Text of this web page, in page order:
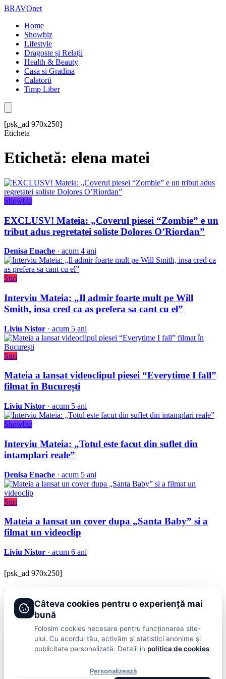
BRAVOnet
Home
Showbiz
Lifestyle
Dragoste și Relații
Health & Beauty
Casa si Gradina
Calatorii
Timp Liber
[psk_ad 970x250]
Eticheta
Etichetă: elena matei
Showbiz
EXCLUSV! Mateia: „Coverul piesei “Zombie” e un
tribut adus regretatei soliste Dolores O’Riordan”
Denisa Enache · acum 4 ani
Stiri
Interviu Mateia: „Il admir foarte mult pe Will
Smith, insa cred ca as prefera sa cant cu el”
Liviu Nistor · acum 5 ani
Stiri
Mateia a lansat videoclipul piesei “Everytime I fall”
filmat în București
Liviu Nistor · acum 5 ani
Showbiz
Interviu Mateia: „Totul este facut din suflet din
intamplari reale”
Denisa Enache · acum 5 ani
Stiri
Mateia a lansat un cover dupa „Santa Baby” si a
filmat un videoclip
Liviu Nistor · acum 6 ani
[psk_ad 970x250]
BRAVOnet
Showbiz, vedete si tot ce misca in lumea mondena
ShowbizPublicitateLifestyleHealth & BeautyCasa si Gradina
Câteva cookies pentru o experiență mai
bună
Folosim cookies necesare pentru funcționarea site-
ului. Cu acordul tău, activăm și statistici anonime și
publicitate personalizată. Detalii în politica de cookies.
Personalizează